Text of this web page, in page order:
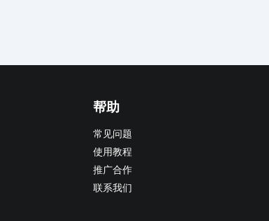
帮助
常见问题
使用教程
推广合作
联系我们